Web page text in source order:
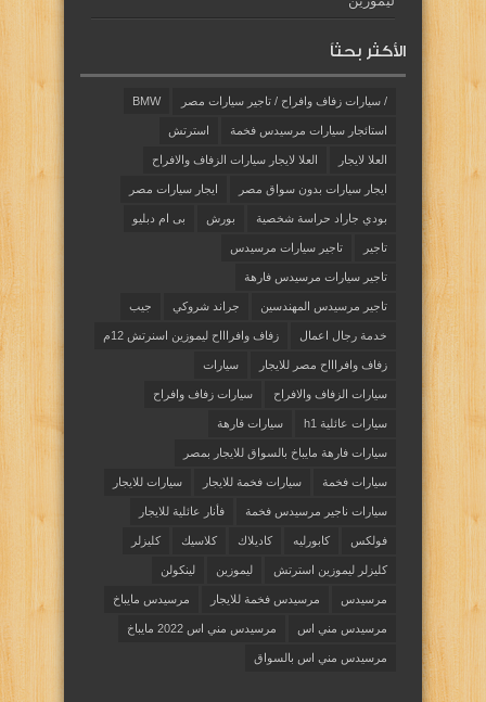
الأكثر بحثاً
/ سيارات زفاف وافراح / تاجير سيارات مصر BMW
استائجار سيارات مرسيدس فخمة استرتش
العلا لايجار العلا لايجار سيارات الزفاف والافراح
ايجار سيارات بدون سواق مصر ايجار سيارات مصر
بودي جاراد حراسة شخصية بورش بى ام دبليو
تاجير تاجير سيارات مرسيدس
تاجير سيارات مرسيدس فارهة
تاجير مرسيدس المهندسين جراند شروكي جيب
خدمة رجال اعمال زفاف وافراااح ليموزين اسنرتش 12م
زفاف وافراااح مصر للايجار سيارات
سيارات الزفاف والافراح سيارات زفاف وافراح
سيارات عائلية h1 سيارات فارهة
سيارات فارهة مايباخ بالسواق للايجار بمصر
سيارات فخمة سيارات فخمة للايجار سيارات للايجار
سيارات ناجير مرسيدس فخمة فأنار عائلية للايجار
فولكس كابورليه كاديلاك كلاسيك كليزلر
كليزلر ليموزين استرتش ليموزين لينكولن
مرسيدس مرسيدس فخمة للايجار مرسيدس مايباخ
مرسيدس مني اس مرسيدس مني اس 2022 مايباخ
مرسيدس مني اس بالسواق